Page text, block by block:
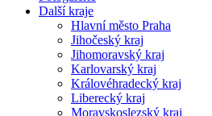
Další kraje
Hlavní město Praha
Jihočeský kraj
Jihomoravský kraj
Karlovarský kraj
Královéhradecký kraj
Liberecký kraj
Moravskoslezský kraj